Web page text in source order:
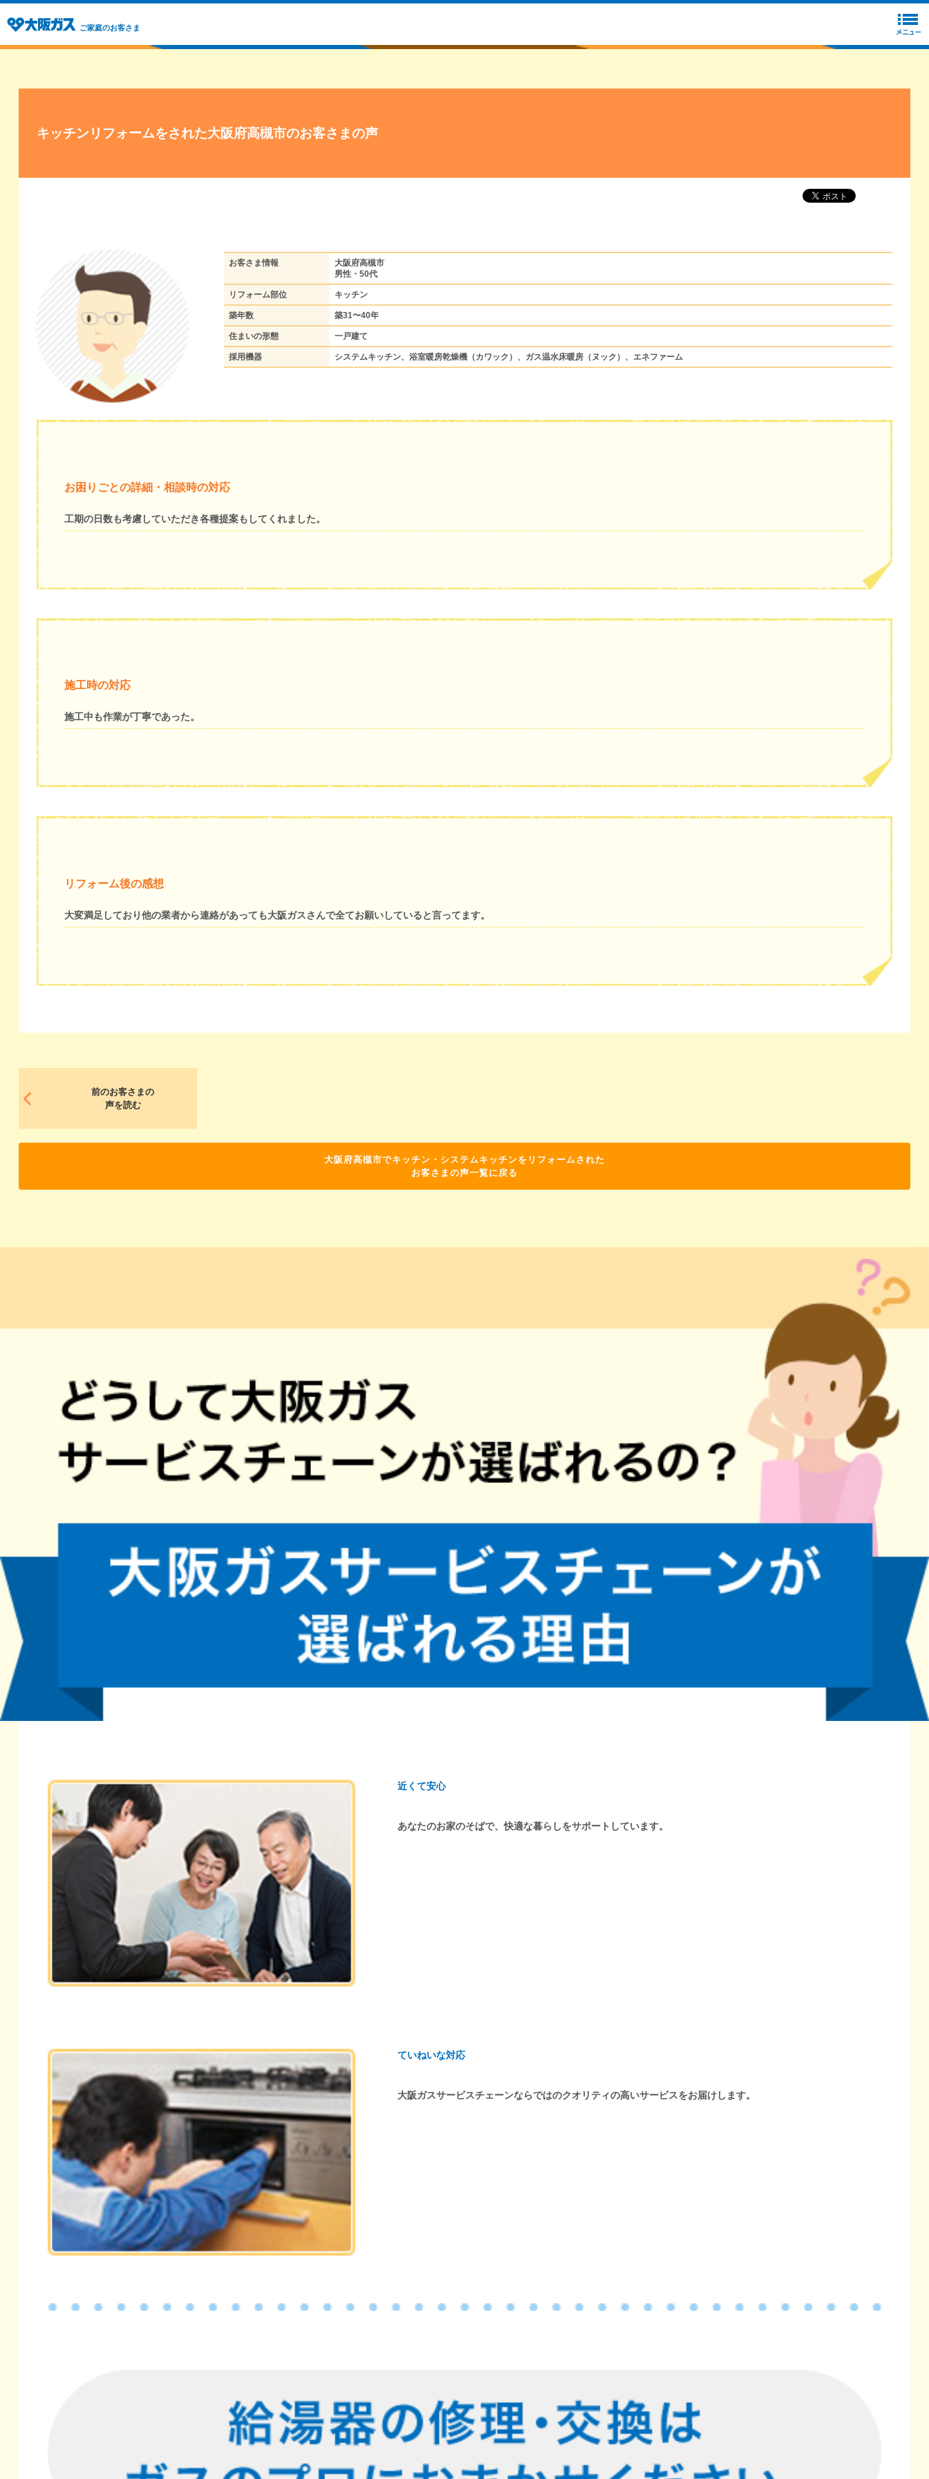
ご家庭のお客さま
キッチンリフォームをされた大阪府高槻市のお客さまの声
お客さま情報
大阪府高槻市
男性・50代
リフォーム部位 キッチン
築年数 築31〜40年
住まいの形態 一戸建て
採用機器 システムキッチン、浴室暖房乾燥機（カワック）、ガス温水床暖房（ヌック）、エネファーム
お困りごとの詳細・相談時の対応
工期の日数も考慮していただき各種提案もしてくれました。
施工時の対応
施工中も作業が丁寧であった。
リフォーム後の感想
大変満足しており他の業者から連絡があっても大阪ガスさんで全てお願いしていると言ってます。
前のお客さまの
声を読む
大阪府高槻市でキッチン・システムキッチンをリフォームされた
お客さまの声一覧に戻る
近くて安心
あなたのお家のそばで、快適な暮らしをサポートしています。
ていねいな対応
大阪ガスサービスチェーンならではのクオリティの高いサービスをお届けします。